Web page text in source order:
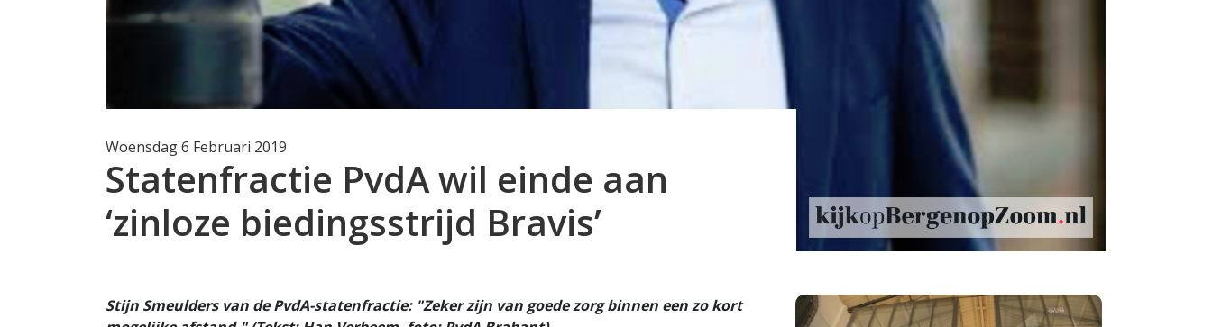
Woensdag 6 Februari 2019
Statenfractie PvdA wil einde aan
‘zinloze biedingsstrijd Bravis’
Stijn Smeulders van de PvdA-statenfractie: "Zeker zijn van goede zorg binnen een zo kort